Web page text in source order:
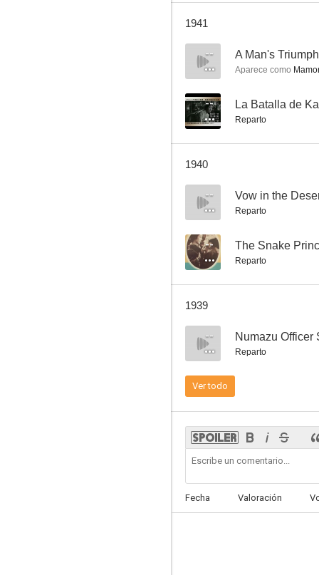
Song of the White Orchid
Yo soy un gato
1941
-- A Man's Triumph
Aparece como
-- La Batalla de
Reparto
1940
-- Vow in the
Reparto
-- The Snake
Reparto
1939
-- Numazu Officer
Reparto
Ver todo
Fecha Valoración